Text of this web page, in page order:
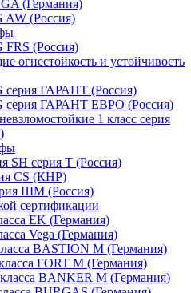
(Германия)
(Россия)
(Россия)
огнестойкость и устойчивость
серия ГАРАНТ (Россия)
серия ГАРАНТ ЕВРО (Россия)
1 класс серия
SH серия Т (Россия)
CS (КНР)
ШМ (Россия)
сертификации
EK (Германия)
Vega (Германия)
BASTION M (Германия)
FORT M (Германия)
BANKER M (Германия)